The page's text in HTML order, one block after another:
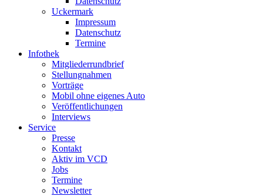
Uckermark
Impressum
Datenschutz
Termine
Infothek
Mitgliederrundbrief
Stellungnahmen
Vorträge
Mobil ohne eigenes Auto
Veröffentlichungen
Interviews
Service
Presse
Kontakt
Aktiv im VCD
Jobs
Termine
Newsletter